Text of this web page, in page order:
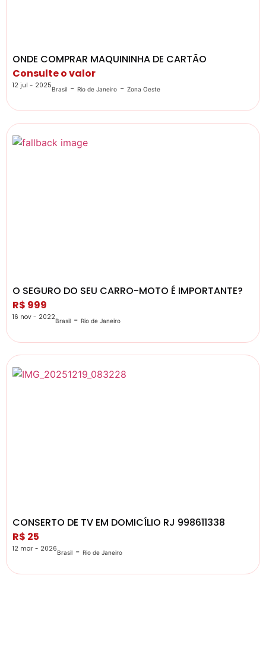
ONDE COMPRAR MAQUININHA DE CARTÃO
Consulte o valor
12 jul - 2025Brasil - Rio de Janeiro - Zona Oeste
O SEGURO DO SEU CARRO-MOTO É IMPORTANTE?
R$ 999
16 nov - 2022Brasil - Rio de Janeiro
CONSERTO DE TV EM DOMICÍLIO RJ 998611338
R$ 25
12 mar - 2026Brasil - Rio de Janeiro